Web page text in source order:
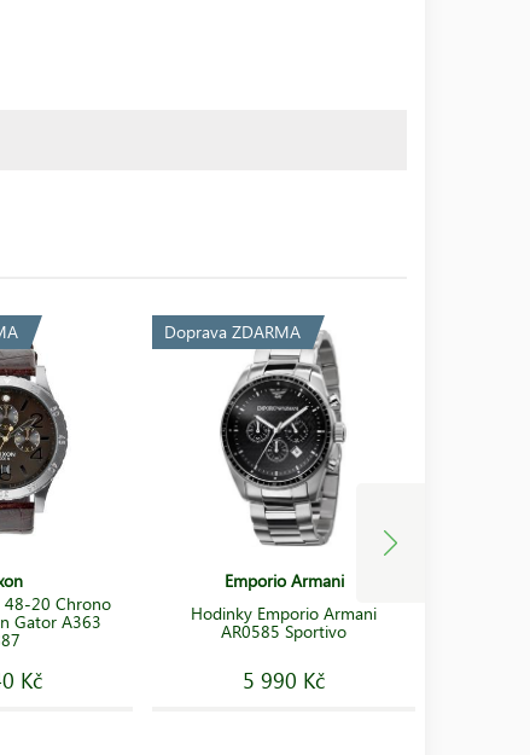
48-20 Chrono
Gator A363
Kč
Doprava ZDARMA
Emporio Armani
Hodinky Emporio Armani
AR0585 Sportivo
5 990 Kč